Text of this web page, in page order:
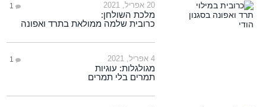
20 אפריל, 2021 1
מלכת השולחן:
כרובית שלמה ממולאת בתרד ואפונה
4 אפריל, 2021 1
מגולגלות: עוגיות
תמרים בלי תמרים